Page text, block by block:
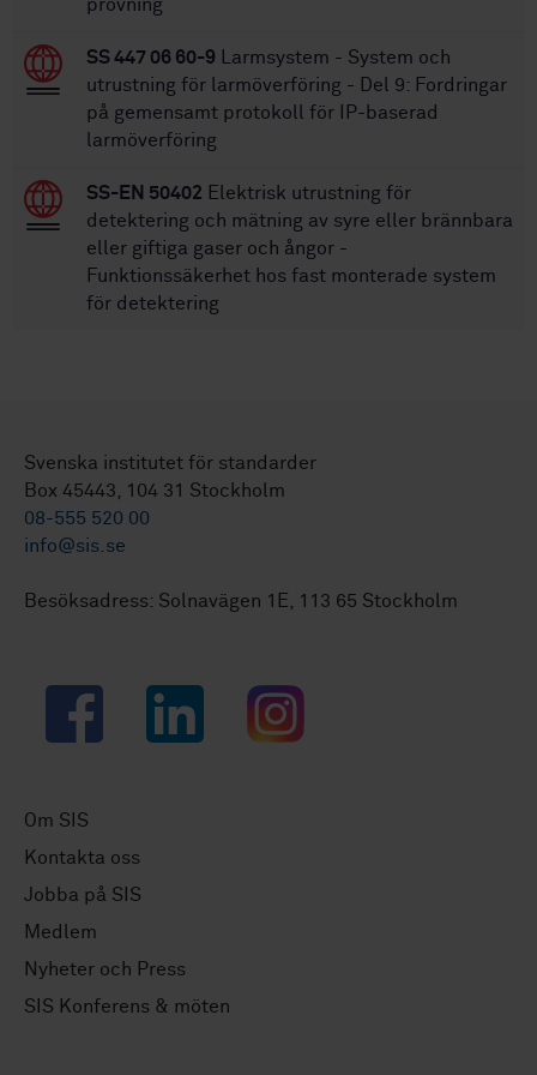
provning
SS 447 06 60-9 Larmsystem - System och
utrustning för larmöverföring - Del 9: Fordringar
på gemensamt protokoll för IP-baserad
larmöverföring
SS-EN 50402 Elektrisk utrustning för
detektering och mätning av syre eller brännbara
eller giftiga gaser och ångor -
Funktionssäkerhet hos fast monterade system
för detektering
Svenska institutet för standarder
Box 45443, 104 31 Stockholm
08-555 520 00
info@sis.se
Besöksadress: Solnavägen 1E, 113 65 Stockholm
Facebook LinkedIn Instagram
Om SIS
Kontakta oss
Jobba på SIS
Medlem
Nyheter och Press
SIS Konferens & möten